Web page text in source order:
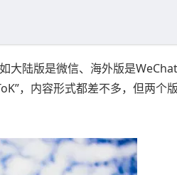
大陆版是微信、海外版是
，内容形式都差不多，但两个